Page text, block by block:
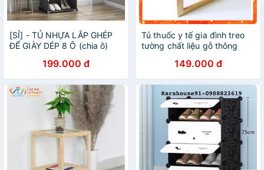
[SỈ] - TỦ NHỰA LẮP GHÉP
ĐỂ GIÀY DÉP 8 Ô (chia ô)
THÔNG MINH.199.000 đ
Tủ thuốc y tế gia đình treo
tường chất liệu gỗ thông
149.000 đ